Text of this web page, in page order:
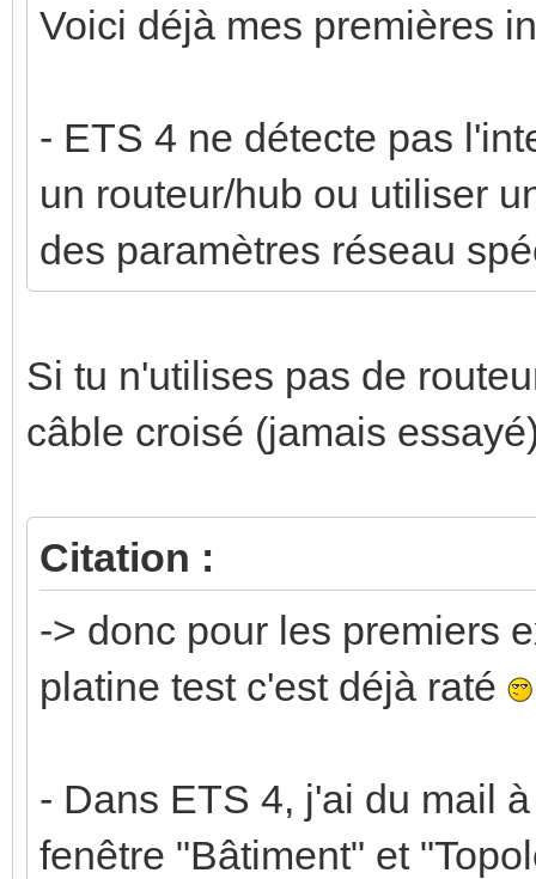
Voici déjà mes premières
- ETS 4 ne détecte pas
un routeur/hub ou utiliser
des paramètres réseau
Si tu n'utilises pas de
câble croisé (jamais
Citation :
-> donc pour les premiers
platine test c'est déjà raté
- Dans ETS 4, j'ai du mail
fenêtre "Bâtiment" et